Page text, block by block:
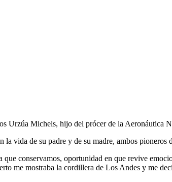
Urzúa Michels, hijo del prócer de la Aeronáutica
vida de su padre y de su madre, ambos pioneros
conservamos, oportunidad en que revive
me mostraba la cordillera de Los Andes y me